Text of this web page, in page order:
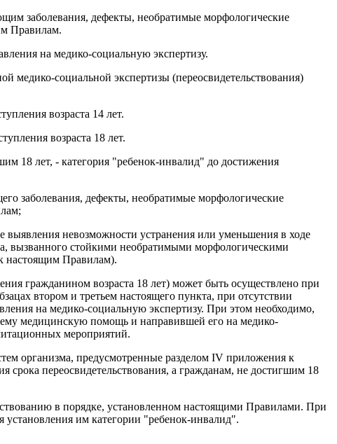
заболевания, дефекты, необратимые морфологические
Правилам.
на медико-социальную экспертизу.
медико-социальной экспертизы (переосвидетельствования)
возраста 14 лет.
возраста 18 лет.
18 лет, - категория "ребенок-инвалид" до достижения
заболевания, дефекты, необратимые морфологические
выявления невозможности устранения или уменьшения в ходе
вызванного стойкими необратимыми морфологическими
настоящим Правилам).
гражданином возраста 18 лет) может быть осуществлено при
втором и третьем настоящего пункта, при отсутствии
на медико-социальную экспертизу. При этом необходимо,
медицинскую помощь и направившей его на медико-
мероприятий.
организма, предусмотренные разделом IV приложения к
переосвидетельствования, а гражданам, не достигшим 18
в порядке, установленном настоящими Правилами. При
установления им категории "ребенок-инвалид".